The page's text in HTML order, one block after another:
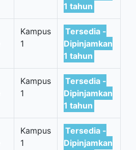
1 tahun
Kampus
1
Tersedia -
Dipinjamkan
1 tahun
Kampus
1
Tersedia -
Dipinjamkan
1 tahun
Kampus
1
Tersedia -
Dipinjamkan